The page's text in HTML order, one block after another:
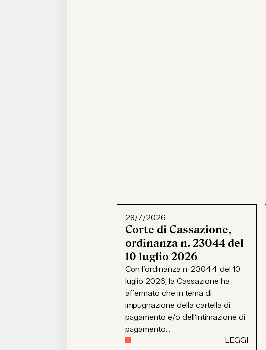
28/7/2026
Corte di Cassazione,
ordinanza n. 23044 del
10 luglio 2026
Con l’ordinanza n. 23044 del 10
luglio 2026, la Cassazione ha
affermato che in tema di
impugnazione della cartella di
pagamento e/o dell’intimazione di
pagamento...
LEGGI